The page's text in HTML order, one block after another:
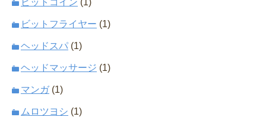
ビットコイン (1)
ビットフライヤー (1)
ヘッドスパ (1)
ヘッドマッサージ (1)
マンガ(1)
ムロツヨシ (1)